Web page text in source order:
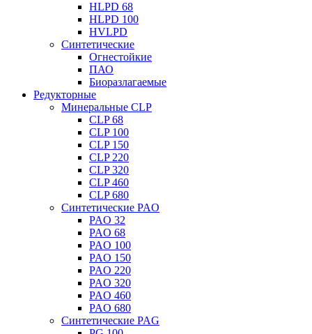
HLPD 68
HLPD 100
HVLPD
Синтетические
Огнестойкие
ПАО
Биоразлагаемые
Редукторные
Минеральные CLP
CLP 68
CLP 100
CLP 150
CLP 220
CLP 320
CLP 460
CLP 680
Синтетические PAO
PAO 32
PAO 68
PAO 100
PAO 150
PAO 220
PAO 320
PAO 460
PAO 680
Синтетические PAG